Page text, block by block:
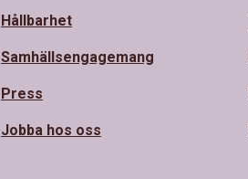
Hållbarhet
Samhällsengagemang
Press
Jobba hos oss